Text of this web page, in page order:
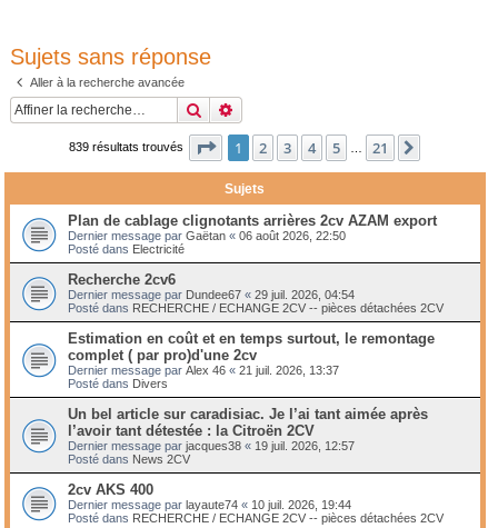
Sujets sans réponse
Aller à la recherche avancée
Rechercher
839 résultats trouvés Page 1sur21
1 2 3 4 5 21
Sujets
Plan de cablage clignotants arrières 2cv AZAM export
Dernier message par Gaëtan « 06 août 2026, 22:50
Posté dans Electricité
Recherche 2cv6
Dernier message par Dundee67 « 29 juil. 2026, 04:54
Posté dans RECHERCHE / ECHANGE 2CV -- pièces détachées 2CV
Estimation en coût et en temps surtout, le remontage
complet ( par pro)d'une 2cv
Dernier message par Alex 46 « 21 juil. 2026, 13:37
Posté dans Divers
Un bel article sur caradisiac. Je l’ai tant aimée après
l’avoir tant détestée : la Citroën 2CV
Dernier message par jacques38 « 19 juil. 2026, 12:57
Posté dans News 2CV
2cv AKS 400
Dernier message par layaute74 « 10 juil. 2026, 19:44
Posté dans RECHERCHE / ECHANGE 2CV -- pièces détachées 2CV